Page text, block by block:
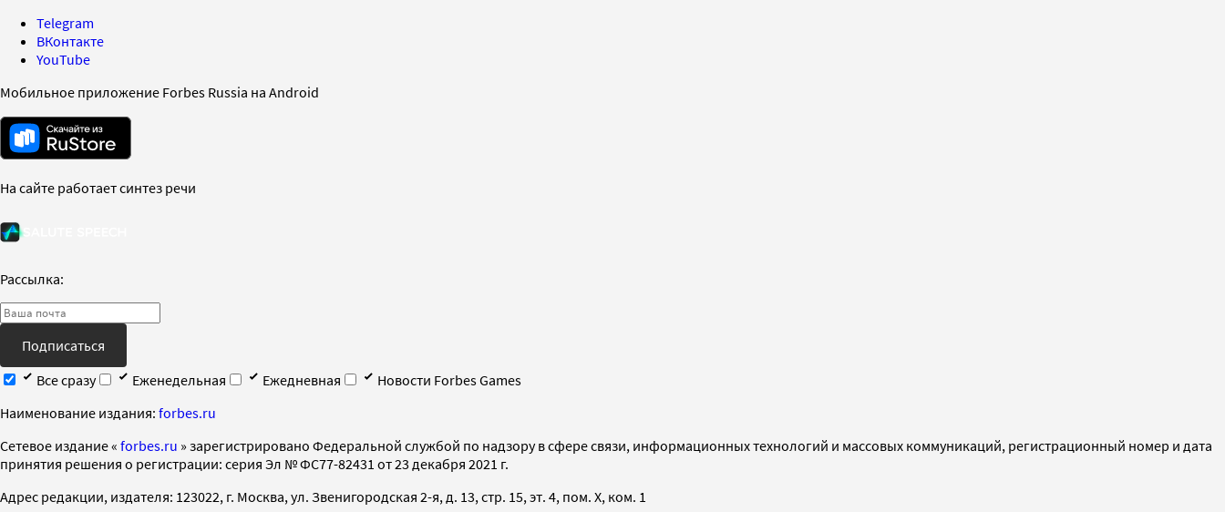
Telegram
ВКонтакте
YouTube
Мобильное приложение Forbes Russia на Android
На сайте работает синтез речи
Рассылка:
Подписаться
Все сразу
Еженедельная Ежедневная
Новости Forbes Games
Наименование издания: forbes.ru
Cетевое издание « forbes.ru » зарегистрировано Федеральной службой по надзору в сфере связи, информационных технологий и массовых коммуникаций, регистрационный номер и дата
принятия решения о регистрации: серия Эл № ФС77-82431 от 23 декабря 2021 г.
Адрес редакции, издателя: 123022, г. Москва, ул. Звенигородская 2-я, д. 13, стр. 15, эт. 4, пом. X, ком. 1